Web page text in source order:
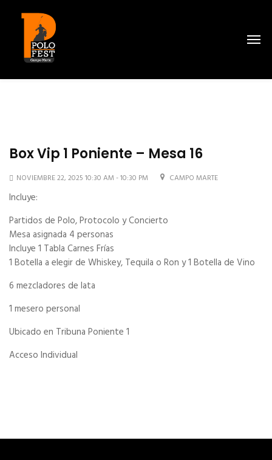
Box Vip 1 Poniente – Mesa 16
NOVIEMBRE 22, 2025 10:30 AM - 10:30 PM CAMPO MARTE
Incluye:
Partidos de Polo, Protocolo y Concierto
Mesa asignada 4 personas
Incluye 1 Tabla Carnes Frías
1 Botella a elegir de Whiskey, Tequila o Ron y 1 Botella de Vino
6 mezcladores de lata
1 mesero personal
Ubicado en Tribuna Poniente 1
Acceso Individual